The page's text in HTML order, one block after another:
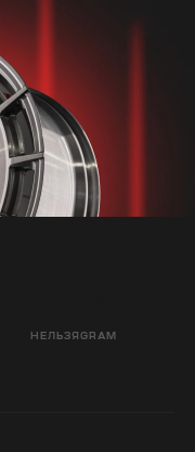
НЕЛЬЗЯGRAM